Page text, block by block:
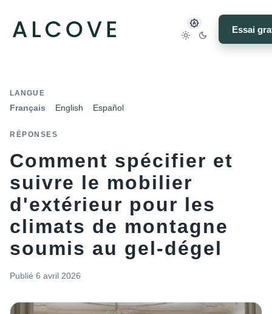
Essai
LANGUE
Français English Español
RÉPONSES
Comment spécifier et
suivre le mobilier
d'extérieur pour les
climats de montagne
soumis au gel-dégel
Publié 6 avril 2026